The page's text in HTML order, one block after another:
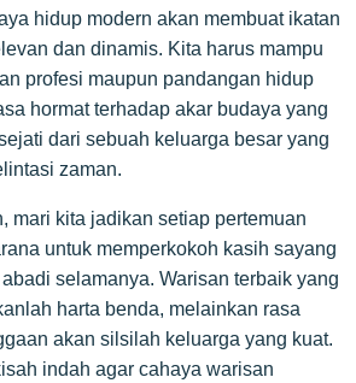
hidup modern akan membuat ikatan
dan dinamis. Kita harus mampu
profesi maupun pandangan hidup
hormat terhadap akar budaya yang
dari sebuah keluarga besar yang
zaman.
mari kita jadikan setiap pertemuan
untuk memperkokoh kasih sayang
selamanya. Warisan terbaik yang
harta benda, melainkan rasa
akan silsilah keluarga yang kuat.
indah agar cahaya warisan